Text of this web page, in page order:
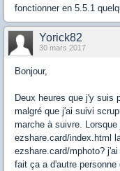
fonctionner en 5.5.1
Yorick82
30 mars 2017
Bonjour,
Deux heures que j'y suis
malgré que j'ai suivi
marche à suivre.
ezshare.card/index.html
ezshare.card/mphoto?
fait ça a d'autre